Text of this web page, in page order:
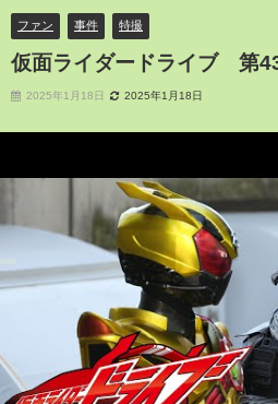
ファン 事件 特撮
仮面ライダードライブ 第
2025年1月18日 2025年1月18日